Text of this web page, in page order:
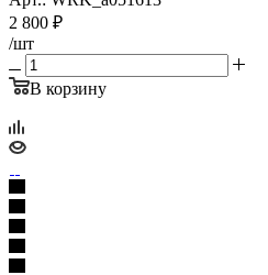
2 800 ₽
/шт
В корзину